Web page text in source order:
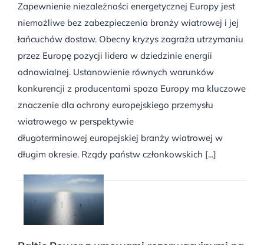
Zapewnienie niezależności energetycznej Europy jest
niemożliwe bez zabezpieczenia branży wiatrowej i jej
łańcuchów dostaw. Obecny kryzys zagraża utrzymaniu
przez Europę pozycji lidera w dziedzinie energii
odnawialnej. Ustanowienie równych warunków
konkurencji z producentami spoza Europy ma kluczowe
znaczenie dla ochrony europejskiego przemysłu
wiatrowego w perspektywie
długoterminowej europejskiej branży wiatrowej w
długim okresie. Rządy państw członkowskich [...]